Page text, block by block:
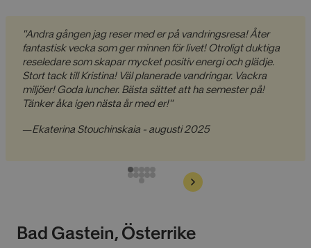
"Andra gången jag reser med er på vandringsresa! Åter
fantastisk vecka som ger minnen för livet! Otroligt duktiga
reseledare som skapar mycket positiv energi och glädje.
Stort tack till Kristina! Väl planerade vandringar. Vackra
miljöer! Goda luncher. Bästa sättet att ha semester på!
Tänker åka igen nästa år med er!"
—Ekaterina Stouchinskaia - augusti 2025
Bad Gastein, Österrike